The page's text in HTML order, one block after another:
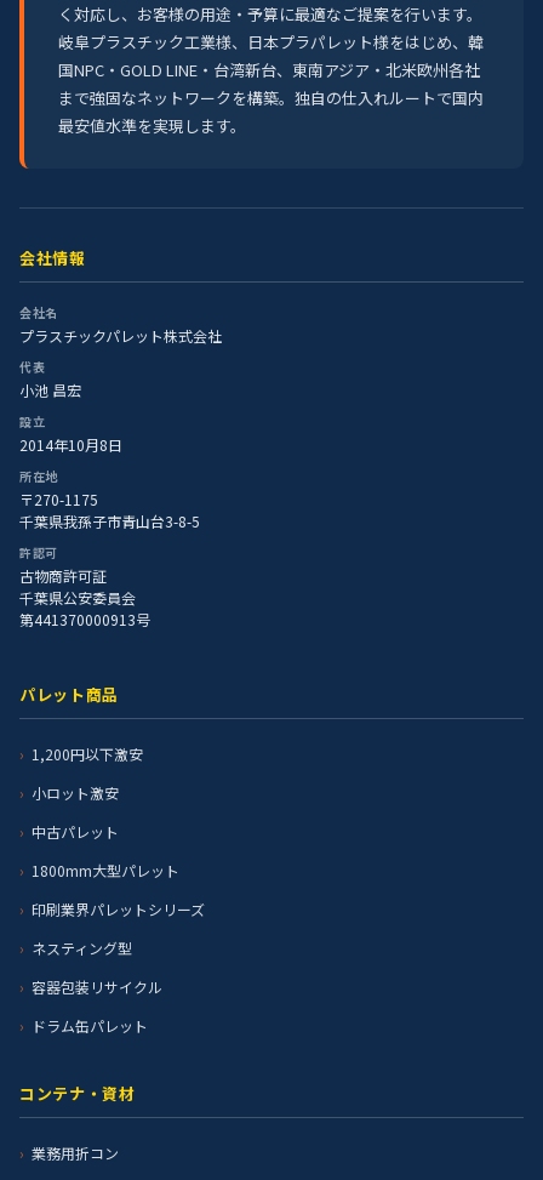
く対応し、お客様の用途・予算に最適なご提案を行います。
岐阜プラスチック工業様、日本プラパレット様をはじめ、韓
国NPC・GOLD LINE・台湾新台、東南アジア・北米欧州各社
まで強固なネットワークを構築。独自の仕入れルートで国内
最安値水準を実現します。
会社情報
会社名
プラスチックパレット株式会社
代表
小池 昌宏
設立
2014年10月8日
所在地
〒270-1175
千葉県我孫子市青山台3-8-5
許認可
古物商許可証
千葉県公安委員会
第441370000913号
パレット商品
1,200円以下激安
小ロット激安
中古パレット
1800mm大型パレット
印刷業界パレットシリーズ
ネスティング型
容器包装リサイクル
ドラム缶パレット
コンテナ・資材
業務用折コン